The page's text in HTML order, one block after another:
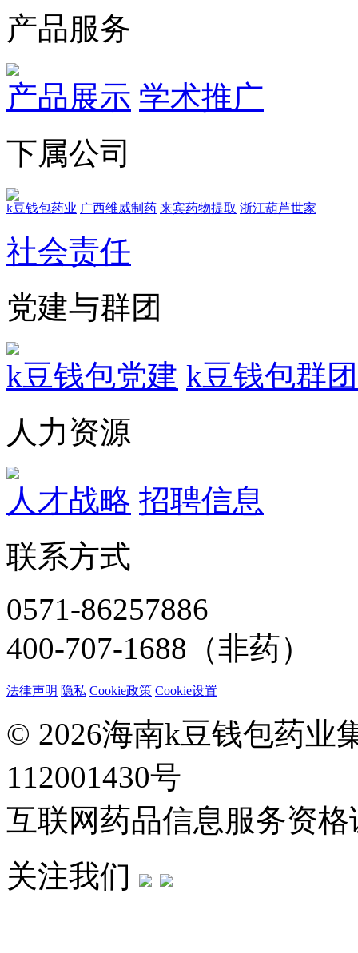
产品服务
产品展示 学术推广
下属公司
k豆钱包药业 广西维威制药 来宾药物提取 浙江葫芦世家
社会责任
党建与群团
k豆钱包党建 k豆钱包群团
人力资源
人才战略 招聘信息
联系方式
0571-86257886
400-707-1688（非药）
法律声明 隐私 Cookie政策 Cookie设置
© 2026海南k豆钱包药业
112001430号
互联网药品信息服务资
关注我们